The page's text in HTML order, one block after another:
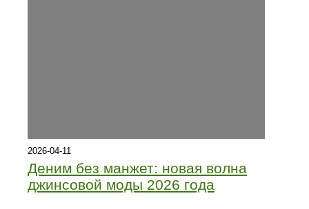
2026-04-11
Деним без манжет: новая волна
джинсовой моды 2026 года